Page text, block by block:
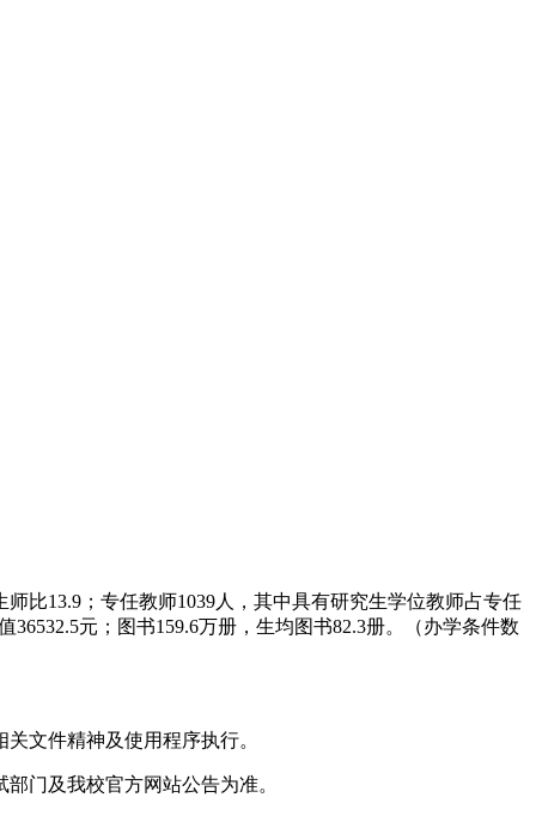
比13.9；专任教师1039人，其中具有研究生学位教师占专任
元；图书159.6万册，生均图书82.3册。（办学条件数
文件精神及使用程序执行。
门及我校官方网站公告为准。